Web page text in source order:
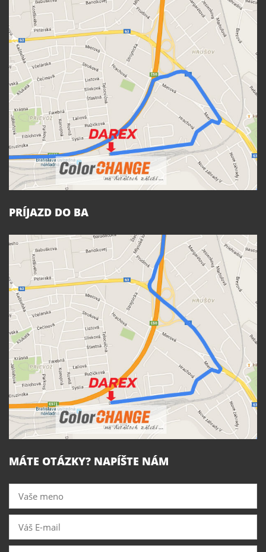
PRÍJAZD DO BA
MÁTE OTÁZKY? NAPÍŠTE NÁM